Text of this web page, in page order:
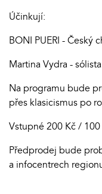
Účinkují:
BONI PUERI - Český
Martina Vydra - sólista
Na programu bude
přes klasicismus po
Vstupné 200 Kč /
Předprodej bude
a infocentrech